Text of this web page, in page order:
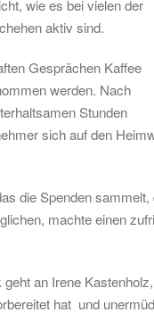
wie es bei vielen der
aktiv sind.
Gesprächen Kaffee
werden. Nach
Stunden
sich auf den
die Spenden sammelt,
machte einen
an Irene
hat und